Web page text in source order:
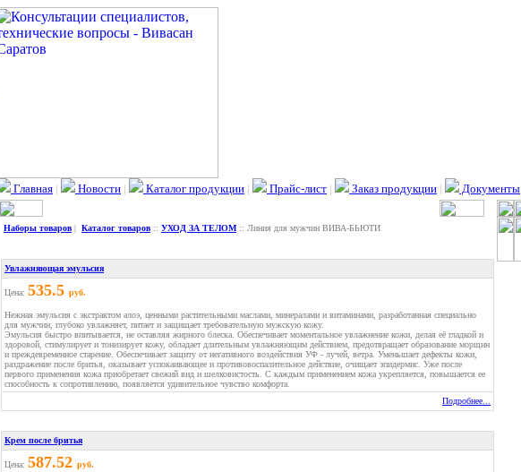
Главная | Новости | Каталог продукции | Прайс-лист | Заказ продукции | Документы
Наборы товаров | Каталог товаров :: УХОД ЗА ТЕЛОМ :: Линия для мужчин ВИВА-БЬЮТИ
Увлажняющая эмульсия
Цена: 535.5 руб.
Нежная эмульсия с экстрактом алоэ, ценными растительными маслами, минералами и витаминами, разработанная специально
для мужчин, глубоко увлажняет, питает и защищает требовательную мужскую кожу.
Эмульсия быстро впитывается, не оставляя жирного блеска. Обеспечивает моментальное увлажнение кожи, делая её гладкой и
здоровой, стимулирует и тонизирует кожу, обладает длительным увлажняющим действием, предотвращает образование морщин
и преждевременное старение. Обеспечивает защиту от негативного воздействия УФ - лучей, ветра. Уменьшает дефекты кожи,
раздражение после бритья, оказывает успокаивающее и противовоспалительное действие, очищает эпидермис. Уже после
первого применения кожа приобретает свежий вид и шелковистость. С каждым применением кожа укрепляется, повышается ее
способность к сопротивлению, появляется удивительное чувство комфорта.
Подробнее...
Крем после бритья
Цена: 587.52 руб.